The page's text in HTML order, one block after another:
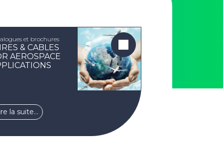
et brochures
& CABLES
AEROSPACE
la suite…